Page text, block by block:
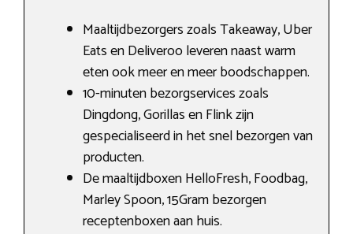
Maaltijdbezorgers zoals Takeaway, Uber
Eats en Deliveroo leveren naast warm
eten ook meer en meer boodschappen.
10-minuten bezorgservices zoals
Dingdong, Gorillas en Flink zijn
gespecialiseerd in het snel bezorgen van
producten.
De maaltijdboxen HelloFresh, Foodbag,
Marley Spoon, 15Gram bezorgen
receptenboxen aan huis.